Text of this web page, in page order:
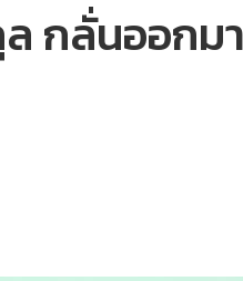
กลั่นออกม